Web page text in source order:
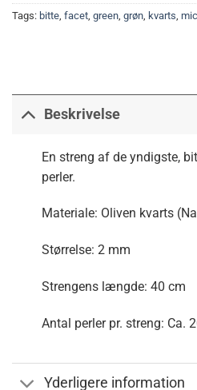
Tags: bitte facet green grøn kvarts
Beskrivelse
En streng af de yndigste,
perler.
Materiale: Oliven kvarts
Størrelse: 2 mm
Strengens længde: 40 cm
Antal perler pr. streng: Ca.
Yderligere information